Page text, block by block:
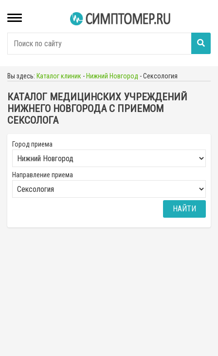
Вы здесь: Каталог клиник - Нижний Новгород -Сексология
КАТАЛОГ МЕДИЦИНСКИХ УЧРЕЖДЕНИЙ
НИЖНЕГО НОВГОРОДА С ПРИЕМОМ
СЕКСОЛОГА
Город приема
Направление приема